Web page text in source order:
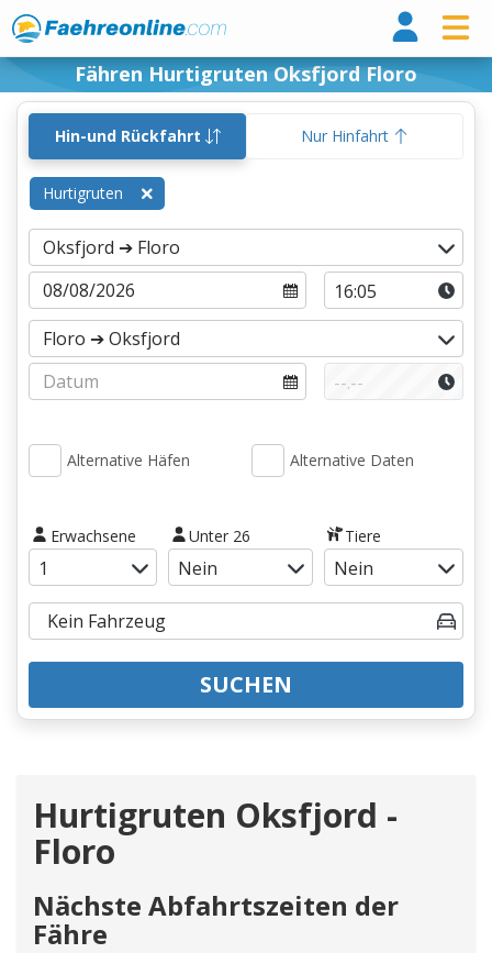
Fähren Hurtigruten Oksfjord Floro
Hin-und Rückfahrt Nur Hinfahrt
Hurtigruten
Alternative Häfen Alternative Daten
Erwachsene Unter 26 Tiere
SUCHEN
Hurtigruten Oksfjord -
Floro
Nächste Abfahrtszeiten der
Fähre